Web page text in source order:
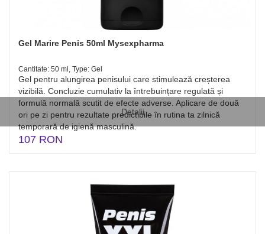
Detalii
Gel Marire Penis 50ml Mysexpharma
Cantitate: 50 ml, Type: Gel
Gel pentru alungirea penisului care stimulează creșterea
vizibilă. Concluzie cumulativ la întrebuințare regulată și
formulă normală scutit de efecte adverse. Aplicare de două
ori pe zi pentru rezultate predictibile în rutina ta zilnică
temporară de igienă masculină.
107 RON